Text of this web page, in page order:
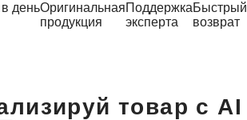
деньОригинальная
продукция
Поддержка
эксперта
Быстрый
возврат
товар с AI